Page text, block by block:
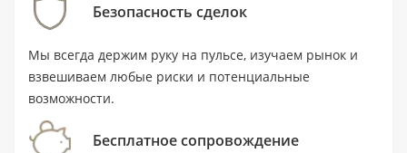
Ключевые характеристики
Тип: квартира с 1 спальней и 2
санузлами.
Безопасность сделок
Мы всегда держим руку на пульсе, изучаем рынок и
взвешиваем любые риски и потенциальные
возможности.
Бесплатное сопровождение